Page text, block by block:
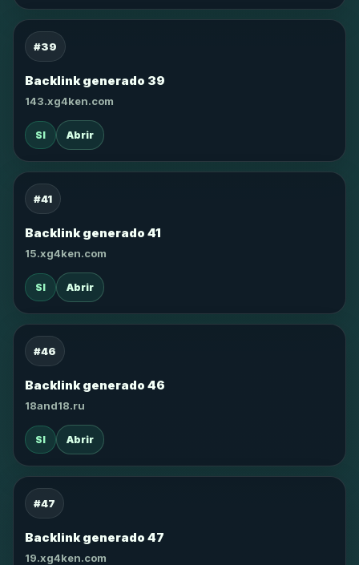
#39
Backlink generado 39
143.xg4ken.com
SI Abrir
#41
Backlink generado 41
15.xg4ken.com
SI Abrir
#46
Backlink generado 46
18and18.ru
SI Abrir
#47
Backlink generado 47
19.xg4ken.com